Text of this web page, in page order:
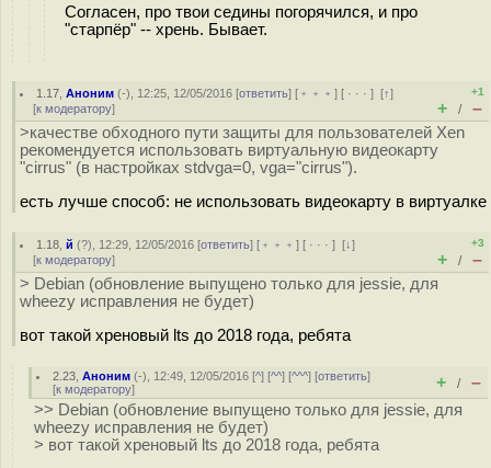
Согласен, про твои седины погорячился, и про
"старпёр" -- хрень. Бывает.
1.17 ,Аноним (-), 12:25, 12/05/2016 [ответить] [ ﹢﹢﹢] [ · · ·][↑]
[к модератору]
+1
+ / –
>качестве обходного пути защиты для пользователей Xen
рекомендуется использовать виртуальную видеокарту
"cirrus" (в настройках stdvga=0, vga="cirrus").
есть лучше способ: не использовать видеокарту в виртуалке
1.18 ,й (?), 12:29, 12/05/2016 [ответить] [ ﹢﹢﹢] [ · · ·][↓]
[к модератору]
+3
+ / –
> Debian (обновление выпущено только для jessie, для
wheezy исправления не будет)
вот такой хреновый lts до 2018 года, ребята
2.23 ,Аноним (-), 12:49, 12/05/2016 [^] [^^] [^^^] [ответить]
[к модератору] + / –
>> Debian (обновление выпущено только для jessie, для
wheezy исправления не будет)
> вот такой хреновый lts до 2018 года, ребята